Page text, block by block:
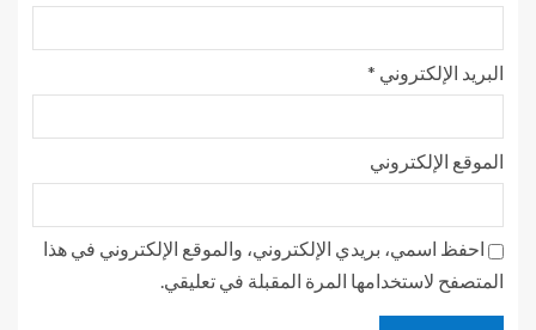
البريد الإلكتروني *
الموقع الإلكتروني
احفظ اسمي، بريدي الإلكتروني، والموقع الإلكتروني في هذا
المتصفح لاستخدامها المرة المقبلة في تعليقي.